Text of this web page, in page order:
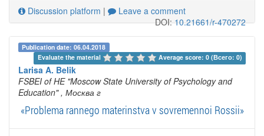
Discussion platform |
Leave a comment
DOI:10.21661/r-470272
Publication date: 06.04.2018
Evaluate the material
Average score: 0 (Всего: 0)
Larisa A. Belik
FSBEI of HE "Moscow State University of Psychology and
Education" , Москва г
«Problema rannego materinstva v sovremennoi Rossii»